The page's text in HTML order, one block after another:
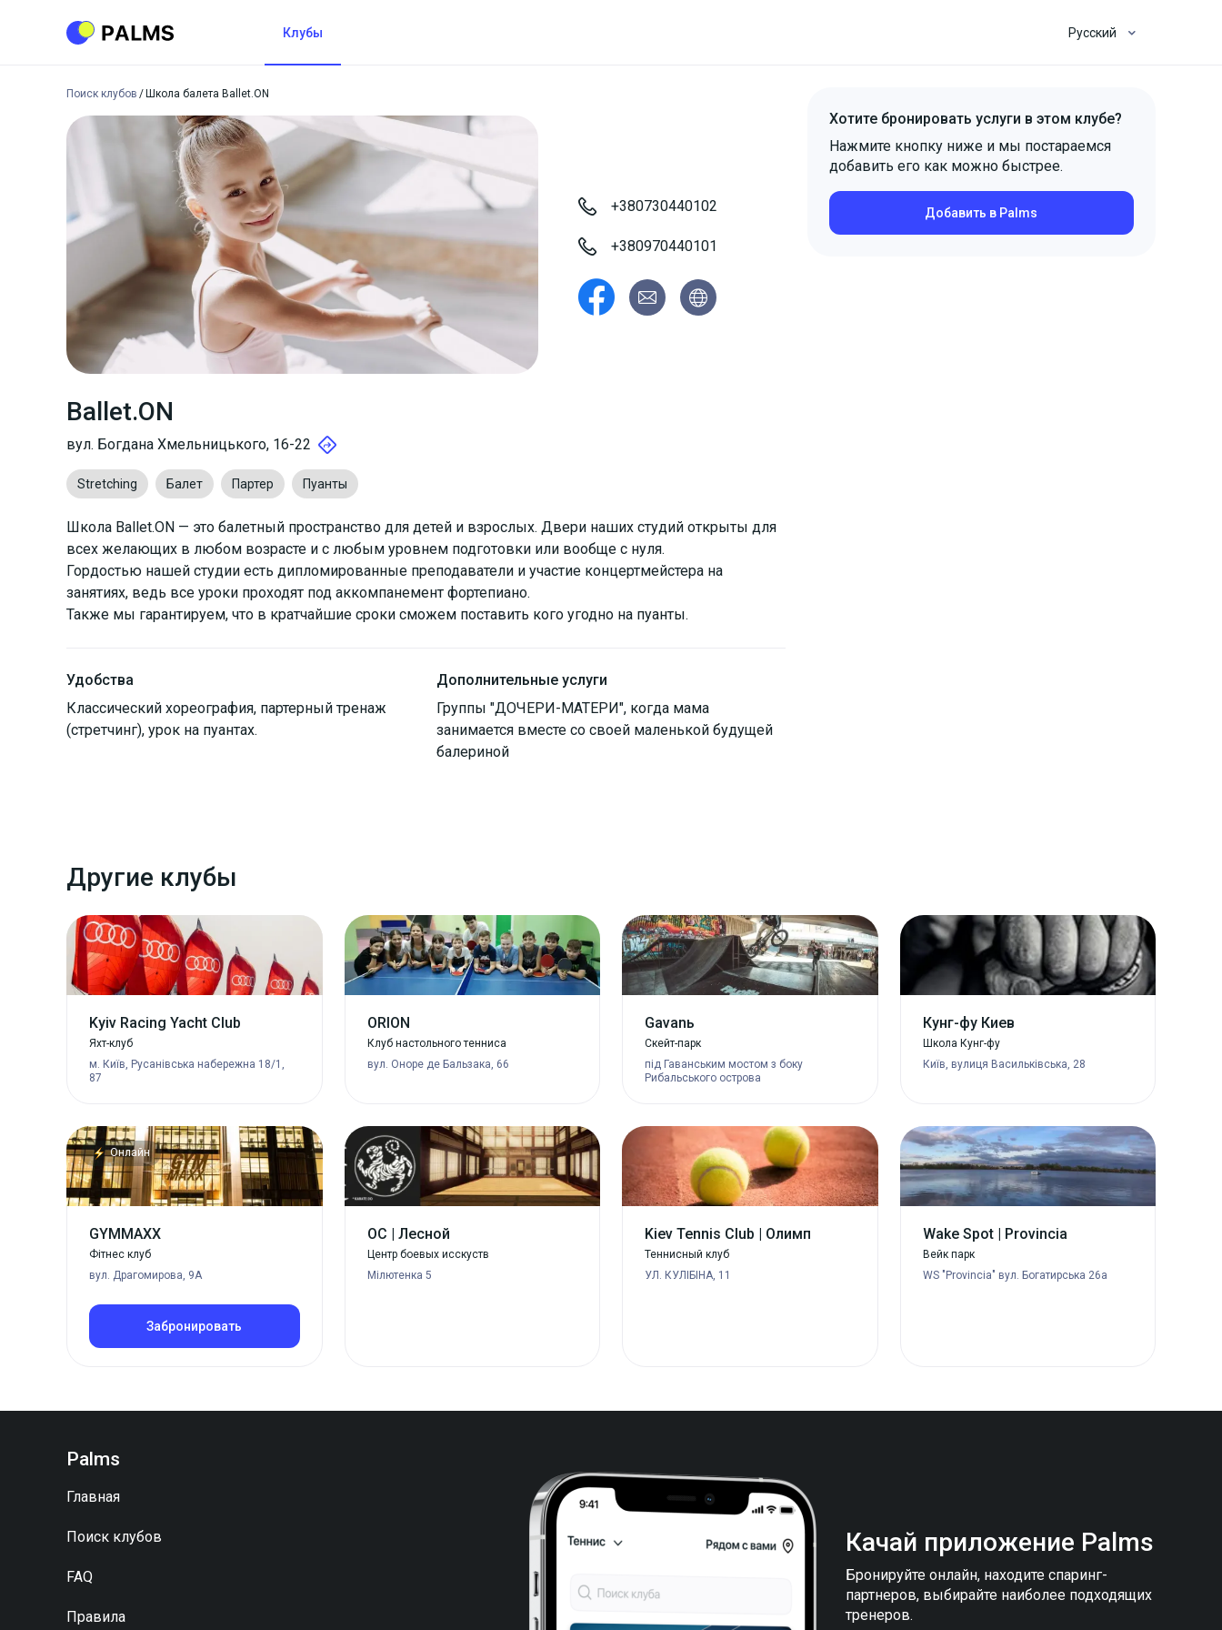
Клубы Русский
Поиск клубов Школа балета Ballet.ON
Ballet.ON
вул. Богдана Хмельницького, 16-22
Stretching Балет Партер Пуанты
Школа Ballet.ON — это балетный пространство для детей и взрослых. Двери наших студий открыты для
всех желающих в любом возрасте и с любым уровнем подготовки или вообще с нуля.
Гордостью нашей студии есть дипломированные преподаватели и участие концертмейстера на
занятиях, ведь все уроки проходят под аккомпанемент фортепиано.
Также мы гарантируем, что в кратчайшие сроки сможем поставить кого угодно на пуанты.
Удобства
Классический хореография, партерный тренаж
(стретчинг), урок на пуантах.
Дополнительные услуги
Группы "ДОЧЕРИ-МАТЕРИ", когда мама
занимается вместе со своей маленькой будущей
балериной
+380730440102
+380970440101
Хотите бронировать услуги в этом клубе?
Нажмите кнопку ниже и мы постараемся
добавить его как можно быстрее.
Добавить в Palms
Другие клубы
Kyiv Racing Yacht Club
Яхт-клуб
м. Київ, Русанівська набережна 18/1,
87
ORION
Клуб настольного тенниса
вул. Оноре де Бальзака, 66
Gavanь
Скейт-парк
під Гаванським мостом з боку
Рибальського острова
Кунг-фу Киев
Школа Кунг-фу
Київ, вулиця Васильківська, 28
Онлайн
GYMMAXX
Фітнес клуб
вул. Драгомирова, 9А
Забронировать
ОС | Лесной
Центр боевых исскуств
Мілютенка 5
Kiev Tennis Club | Олимп
Теннисный клуб
УЛ. КУЛІБІНА, 11
Wake Spot | Provincia
Вейк парк
WS "Provincia" вул. Богатирська 26а
Palms
Главная
Поиск клубов
FAQ
Правила
Качай приложение Palms
Бронируйте онлайн, находите спаринг-
партнеров, выбирайте наиболее подходящих
тренеров.